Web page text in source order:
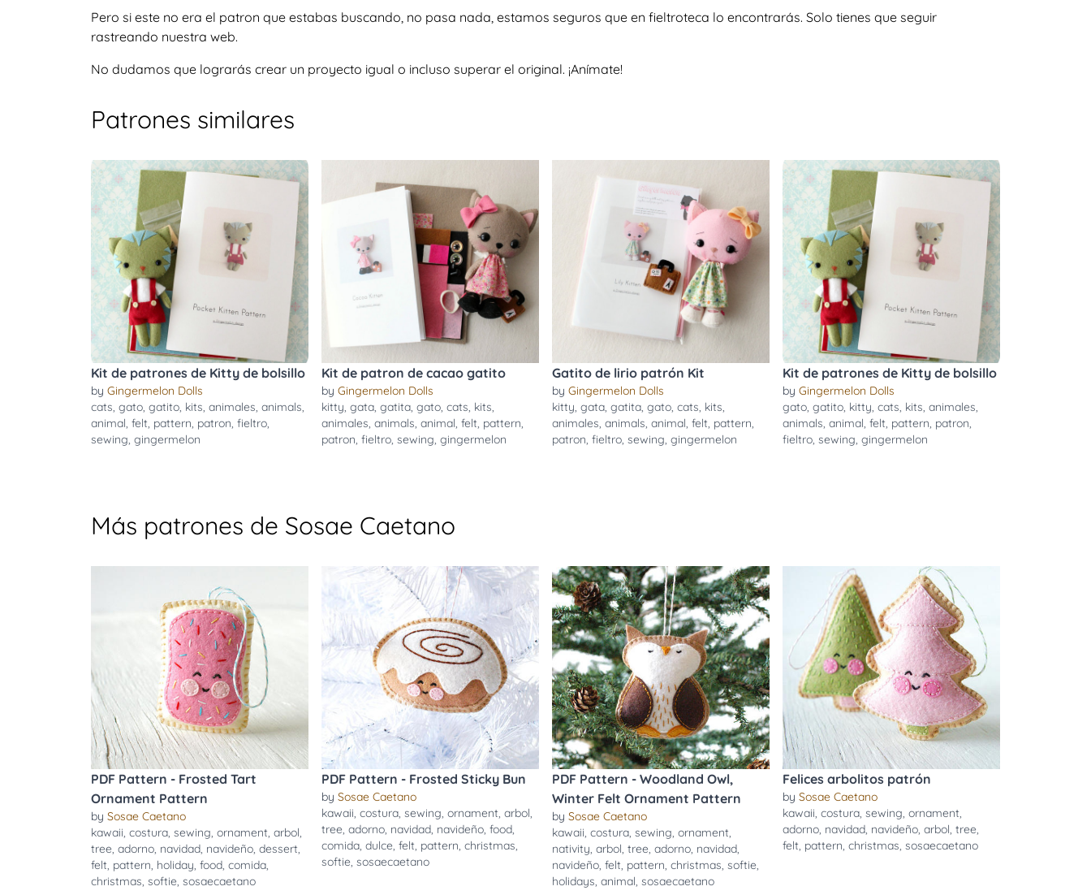
Pero si este no era el patron que estabas buscando, no pasa nada, estamos seguros que en fieltroteca lo encontrarás. Solo tienes que seguir
rastreando nuestra web.
No dudamos que lograrás crear un proyecto igual o incluso superar el original. ¡Anímate!
Patrones similares
Kit de patrones de Kitty de bolsillo
by Gingermelon Dolls
cats, gato, gatito, kits, animales, animals,
animal, felt, pattern, patron, fieltro,
sewing, gingermelon
Kit de patron de cacao gatito
by Gingermelon Dolls
kitty, gata, gatita, gato, cats, kits,
animales, animals, animal, felt, pattern,
patron, fieltro, sewing, gingermelon
Gatito de lirio patrón Kit
by Gingermelon Dolls
kitty, gata, gatita, gato, cats, kits,
animales, animals, animal, felt, pattern,
patron, fieltro, sewing, gingermelon
Kit de patrones de Kitty de bolsillo
by Gingermelon Dolls
gato, gatito, kitty, cats, kits, animales,
animals, animal, felt, pattern, patron,
fieltro, sewing, gingermelon
Más patrones de Sosae Caetano
PDF Pattern - Frosted Tart
Ornament Pattern
by Sosae Caetano
kawaii, costura, sewing, ornament, arbol,
tree, adorno, navidad, navideño, dessert,
felt, pattern, holiday, food, comida,
christmas, softie, sosaecaetano
PDF Pattern - Frosted Sticky Bun
by Sosae Caetano
kawaii, costura, sewing, ornament, arbol,
tree, adorno, navidad, navideño, food,
comida, dulce, felt, pattern, christmas,
softie, sosaecaetano
PDF Pattern - Woodland Owl,
Winter Felt Ornament Pattern
by Sosae Caetano
kawaii, costura, sewing, ornament,
nativity, arbol, tree, adorno, navidad,
navideño, felt, pattern, christmas, softie,
holidays, animal, sosaecaetano
Felices arbolitos patrón
by Sosae Caetano
kawaii, costura, sewing, ornament,
adorno, navidad, navideño, arbol, tree,
felt, pattern, christmas, sosaecaetano